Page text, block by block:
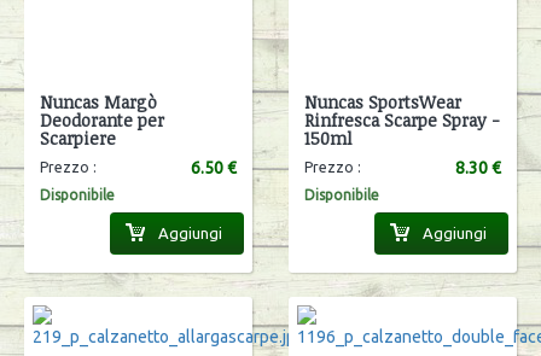
Nuncas Margò
Deodorante per
Scarpiere
Prezzo : 6.50 €
Disponibile
Aggiungi
Nuncas SportsWear
Rinfresca Scarpe Spray -
150ml
Prezzo : 8.30 €
Disponibile
Aggiungi